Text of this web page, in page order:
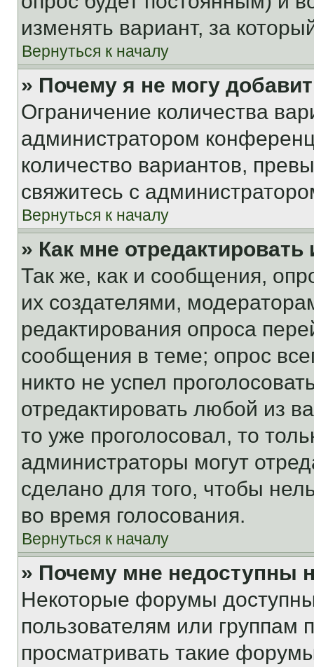
изменять вариант, за
Вернуться к началу
» Почему я не могу
Ограничение количества
администратором
количество вариантов,
свяжитесь с
Вернуться к началу
» Как мне
Так же, как и сообщения,
их создателями,
редактирования опроса
сообщения в теме; опрос
никто не успел
отредактировать любой из
то уже проголосовал, то
администраторы могут
сделано для того, чтобы
во время голосования.
Вернуться к началу
» Почему мне недоступны
Некоторые форумы
пользователям или группам
просматривать такие